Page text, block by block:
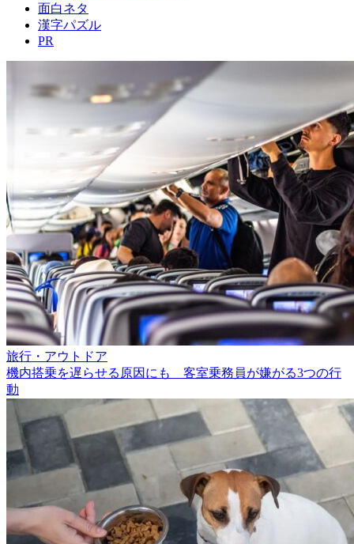
面白ネタ
漢字パズル
PR
旅行・アウトドア
機内搭乗を遅らせる原因にも 客室乗務員が嫌がる3つの行
動